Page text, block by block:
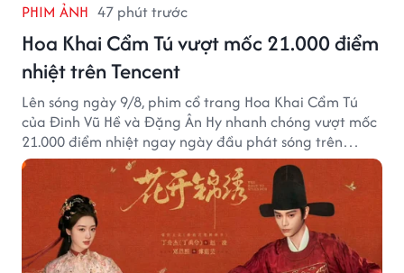
PHIM ẢNH 47 phút trước
Hoa Khai Cẩm Tú vượt mốc 21.000 điểm
nhiệt trên Tencent
Lên sóng ngày 9/8, phim cổ trang Hoa Khai Cẩm Tú
của Đinh Vũ Hề và Đặng Ân Hy nhanh chóng vượt mốc
21.000 điểm nhiệt ngay ngày đầu phát sóng trên
Tencent Video.